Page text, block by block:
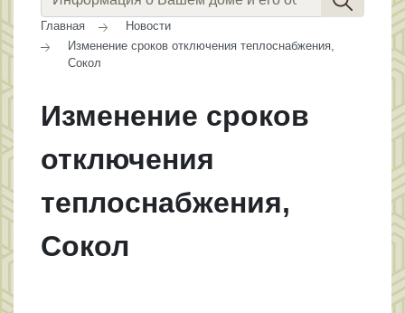
Главная
Новости
Изменение сроков отключения теплоснабжения,
Сокол
Изменение сроков
отключения
теплоснабжения,
Сокол